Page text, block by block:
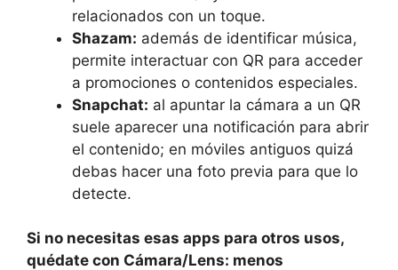
relacionados con un toque.
Shazam: además de identificar música,
permite interactuar con QR para acceder
a promociones o contenidos especiales.
Snapchat: al apuntar la cámara a un QR
suele aparecer una notificación para abrir
el contenido; en móviles antiguos quizá
debas hacer una foto previa para que lo
detecte.
Si no necesitas esas apps para otros usos,
quédate con Cámara/Lens: menos